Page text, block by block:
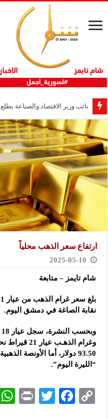
نائب وزير الاقتصاد والصناعة يطلع
ارتفاع سعر الذهب محلياً
2025-05-10
شام تايمز – متابعة
نقابة الصاغة في دمشق اليوم.
“الليرة اليوم”.
C
F
T
P